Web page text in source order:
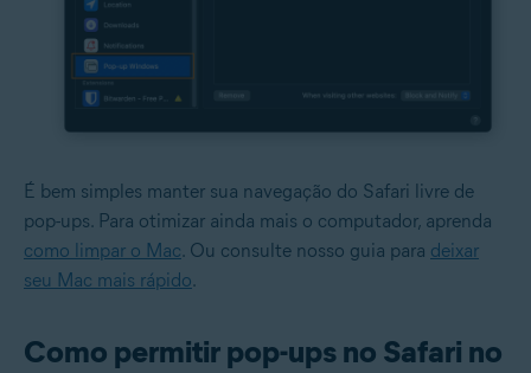
É bem simples manter sua navegação do Safari livre de
pop-ups. Para otimizar ainda mais o computador, aprenda
como limpar o Mac. Ou consulte nosso guia para deixar
seu Mac mais rápido.
Como permitir pop-ups no Safari no